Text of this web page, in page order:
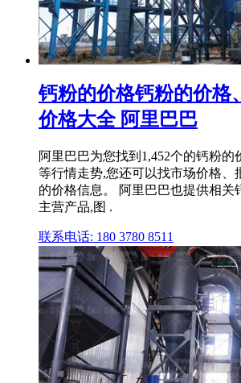
钙粉的价格钙粉的价格
价格大全 阿里巴巴
阿里巴巴为您找到1,452个的钙粉的
等行情走势,您还可以找市场价格、
的价格信息。 阿里巴巴也提供相关
主营产品,图 .
联系电话: 180 3780 8511